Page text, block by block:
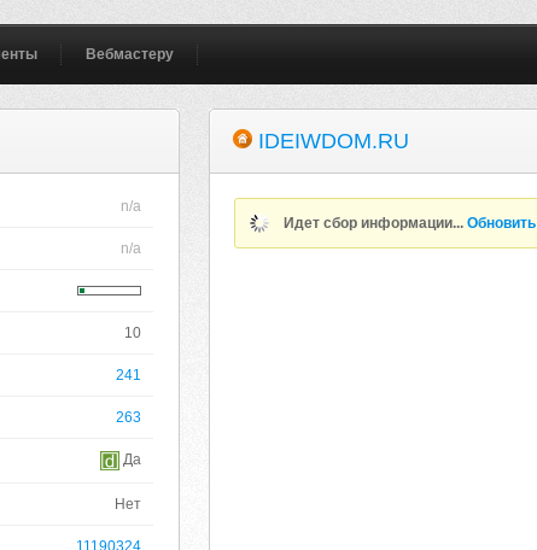
Вебмастеру
n/a
n/a
10
241
263
Да
Нет
11190324
IDEIWDOM.RU
Идет сбор информации...Обновить